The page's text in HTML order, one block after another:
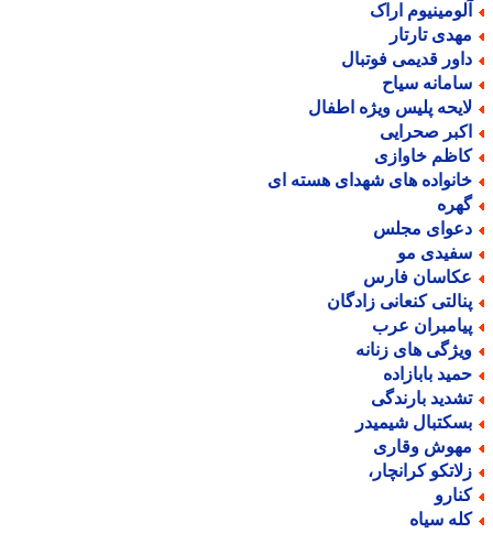
اراک
تارتار
قدیمی فوتبال
سیاح
پلیس ویژه اطفال
صحرایی
خاوازی
های شهدای هسته ای
مجلس
مو
فارس
کنعانی زادگان
عرب
های زنانه
بابازاده
بارندگی
شیمیدر
وقاری
کرانچار،
سیاه